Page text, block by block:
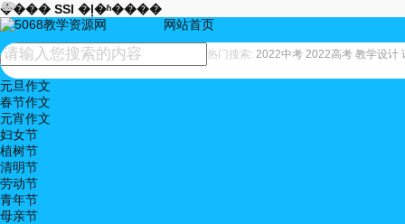
���� SSI �ļ�ʱ����
热门搜索: 2022中考 2022高考 教学设计
网站首页
元旦作文
春节作文
元宵作文
妇女节
植树节
清明节
劳动节
青年节
母亲节









